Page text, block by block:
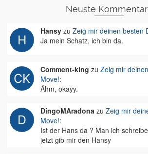
Neuste
Hansy zu Zeig mir deinen besten
Ja mein Schatz, ich bin da.
Comment-king zu Zeig mir
Move!:
Ähm, okayy.
DingoMAradona zu Zeig mir
Move!:
Ist der Hans da ? Man ich
jetzt gib mir den Hansy